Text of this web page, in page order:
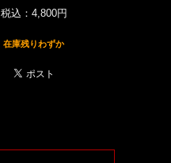
税込：4,800円
在庫残りわずか